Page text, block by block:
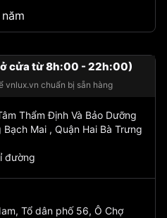
cửa từ 8h:00 - 22h:00)
vnlux.vn chuẩn bị sẵn hàng
Thẩm Định Và Bảo Dưỡng
Mai , Quận Hai Bà Trưng
đường
Tổ dân phố 56, Ô Chợ